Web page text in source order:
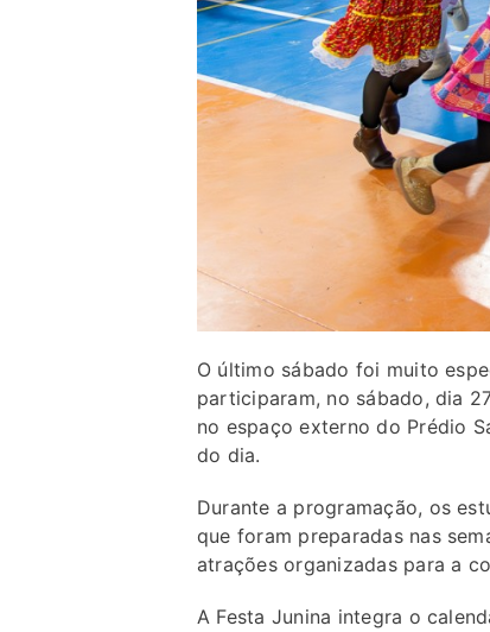
O último sábado foi muito
participaram, no sábado, dia
no espaço externo do Prédio
do dia.
Durante a programação, os
que foram preparadas nas
atrações organizadas para a
A Festa Junina integra o